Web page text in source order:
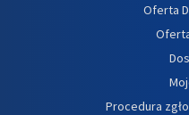
Oferta
Procedura